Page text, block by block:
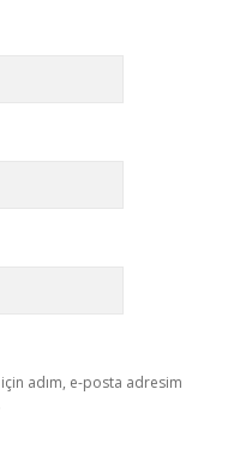
adım, e-posta adresim